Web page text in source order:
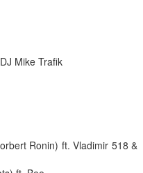
Mike Trafik
Ronin) ft. Vladimir 518 &